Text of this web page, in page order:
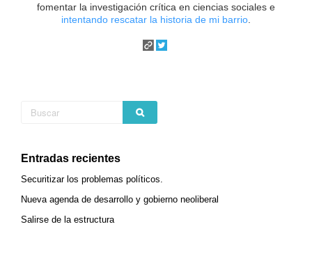
fomentar la investigación crítica en ciencias sociales e
intentando rescatar la historia de mi barrio
Entradas recientes
Securitizar los problemas políticos.
Nueva agenda de desarrollo y gobierno neoliberal
Salirse de la estructura